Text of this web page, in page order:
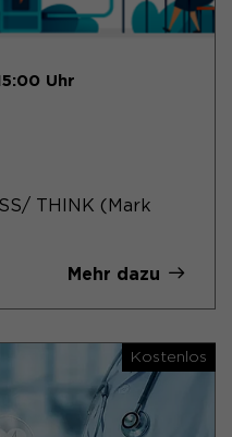
Uhr
THINK (Mark
Mehr dazu
Kostenlos